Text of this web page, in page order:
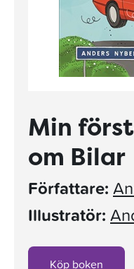
Min
om Bilar
Författare:
Illustratör:
Köp boken